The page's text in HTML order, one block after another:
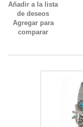
Añadir a la lista
de deseos
Agregar para
comparar